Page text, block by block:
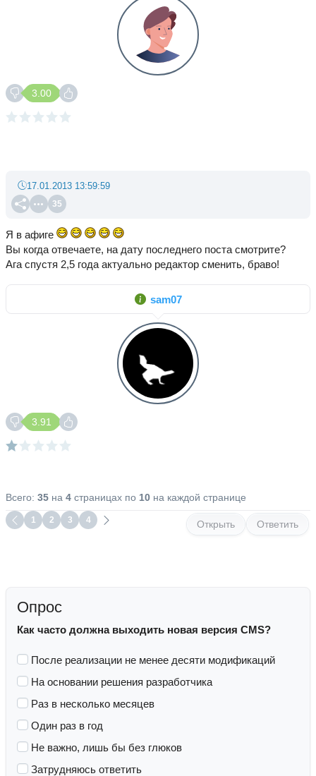
3.00
35
17.01.2013 13:59:59
Я в афиге
Вы когда отвечаете, на дату последнего поста смотрите?
Ага спустя 2,5 года актуально редактор сменить, браво!
sam07
3.91
Всего: 35 на 4 страницах по 10 на каждой странице
1 2 3 4 Открыть Ответить
Опрос
Как часто должна выходить новая версия CMS?
После реализации не менее десяти модификаций
На основании решения разработчика
Раз в несколько месяцев
Один раз в год
Не важно, лишь бы без глюков
Затрудняюсь ответить